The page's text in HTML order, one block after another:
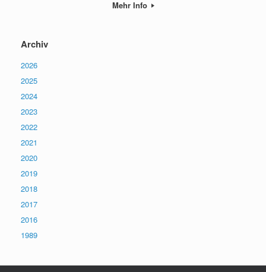
Mehr Info
Archiv
2026
2025
2024
2023
2022
2021
2020
2019
2018
2017
2016
1989